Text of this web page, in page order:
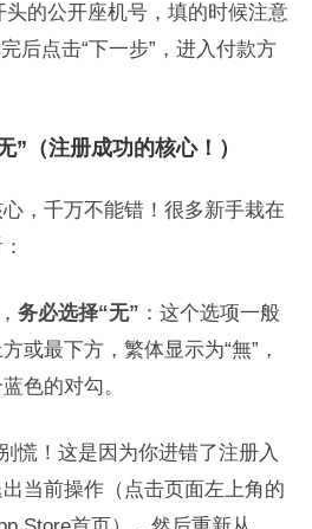
的公开座机号，填的时候注意
后点击“下一步”，进入付款方
”（注册成功的核心！）
，千万不能错！很多新手栽在
务必选择“无” ：这个选项一般
或最下方，繁体显示为“無”，
色的对勾。
慌！这是因为你进错了注册入
当前操作（点击页面左上角的